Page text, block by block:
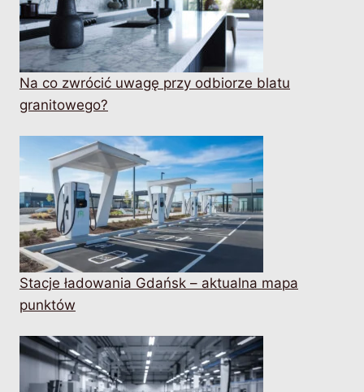
Na co zwrócić uwagę przy odbiorze blatu
granitowego?
Stacje ładowania Gdańsk – aktualna mapa
punktów